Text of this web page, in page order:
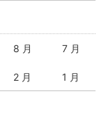
8 月 7 月
2 月 1 月